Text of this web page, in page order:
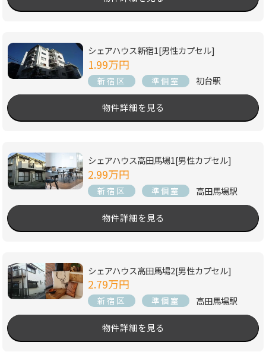
シェアハウス新宿1[男性カプセル]
1.99万円
新宿区 準個室 初台駅
物件詳細を見る
シェアハウス高田馬場1[男性カプセル]
2.99万円
新宿区 準個室 高田馬場駅
物件詳細を見る
シェアハウス高田馬場2[男性カプセル]
2.79万円
新宿区 準個室 高田馬場駅
物件詳細を見る